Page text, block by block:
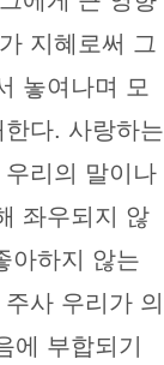
지혜로써 그
놓여나며 모
다. 사랑하는
리의 말이나
좌우되지 않
아하지 않는
사 우리가 의
에 부합되기